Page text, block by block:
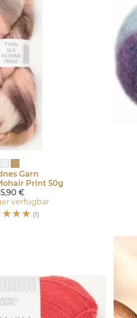
Garn
Print 50g
€
verfügbar
☆☆☆ (1)